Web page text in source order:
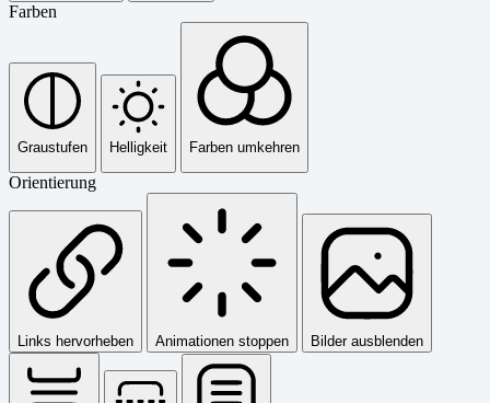
Farben
Graustufen Helligkeit Farben umkehren
Orientierung
Links hervorheben Animationen stoppen Bilder ausblenden